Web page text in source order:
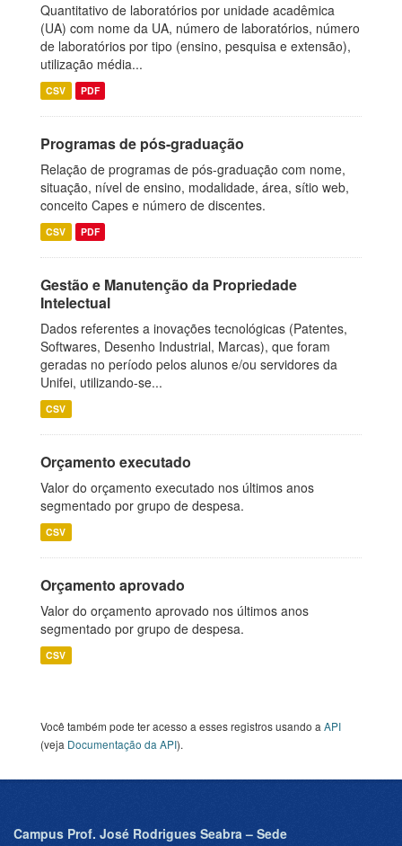
Quantitativo de laboratórios por unidade acadêmica
(UA) com nome da UA, número de laboratórios, número
de laboratórios por tipo (ensino, pesquisa e extensão),
utilização média...
CSV PDF
Programas de pós-graduação
Relação de programas de pós-graduação com nome,
situação, nível de ensino, modalidade, área, sítio web,
conceito Capes e número de discentes.
CSV PDF
Gestão e Manutenção da Propriedade
Intelectual
Dados referentes a inovações tecnológicas (Patentes,
Softwares, Desenho Industrial, Marcas), que foram
geradas no período pelos alunos e/ou servidores da
Unifei, utilizando-se...
CSV
Orçamento executado
Valor do orçamento executado nos últimos anos
segmentado por grupo de despesa.
CSV
Orçamento aprovado
Valor do orçamento aprovado nos últimos anos
segmentado por grupo de despesa.
CSV
Você também pode ter acesso a esses registros usando a API
(veja Documentação da API).
Campus Prof. José Rodrigues Seabra – Sede